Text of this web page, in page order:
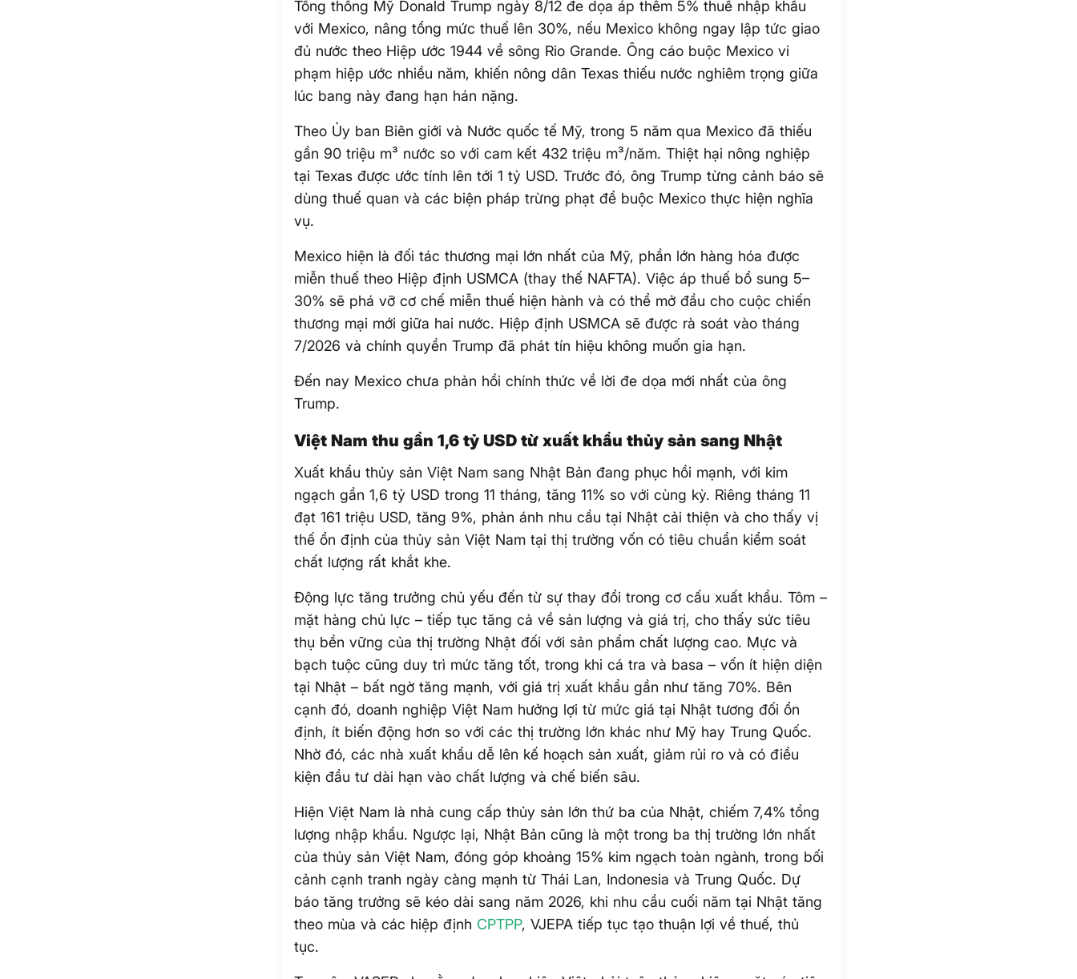
Tổng thống Mỹ Donald Trump ngày 8/12 đe dọa áp thêm 5% thuế nhập khẩu
với Mexico, nâng tổng mức thuế lên 30%, nếu Mexico không ngay lập tức giao
đủ nước theo Hiệp ước 1944 về sông Rio Grande. Ông cáo buộc Mexico vi
phạm hiệp ước nhiều năm, khiến nông dân Texas thiếu nước nghiêm trọng giữa
lúc bang này đang hạn hán nặng.
Theo Ủy ban Biên giới và Nước quốc tế Mỹ, trong 5 năm qua Mexico đã thiếu
gần 90 triệu m³ nước so với cam kết 432 triệu m³/năm. Thiệt hại nông nghiệp
tại Texas được ước tính lên tới 1 tỷ USD. Trước đó, ông Trump từng cảnh báo sẽ
dùng thuế quan và các biện pháp trừng phạt để buộc Mexico thực hiện nghĩa
vụ.
Mexico hiện là đối tác thương mại lớn nhất của Mỹ, phần lớn hàng hóa được
miễn thuế theo Hiệp định USMCA (thay thế NAFTA). Việc áp thuế bổ sung 5–
30% sẽ phá vỡ cơ chế miễn thuế hiện hành và có thể mở đầu cho cuộc chiến
thương mại mới giữa hai nước. Hiệp định USMCA sẽ được rà soát vào tháng
7/2026 và chính quyền Trump đã phát tín hiệu không muốn gia hạn.
Đến nay Mexico chưa phản hồi chính thức về lời đe dọa mới nhất của ông
Trump.
Việt Nam thu gần 1,6 tỷ USD từ xuất khẩu thủy sản sang Nhật
Xuất khẩu thủy sản Việt Nam sang Nhật Bản đang phục hồi mạnh, với kim
ngạch gần 1,6 tỷ USD trong 11 tháng, tăng 11% so với cùng kỳ. Riêng tháng 11
đạt 161 triệu USD, tăng 9%, phản ánh nhu cầu tại Nhật cải thiện và cho thấy vị
thế ổn định của thủy sản Việt Nam tại thị trường vốn có tiêu chuẩn kiểm soát
chất lượng rất khắt khe.
Động lực tăng trưởng chủ yếu đến từ sự thay đổi trong cơ cấu xuất khẩu. Tôm –
mặt hàng chủ lực – tiếp tục tăng cả về sản lượng và giá trị, cho thấy sức tiêu
thụ bền vững của thị trường Nhật đối với sản phẩm chất lượng cao. Mực và
bạch tuộc cũng duy trì mức tăng tốt, trong khi cá tra và basa – vốn ít hiện diện
tại Nhật – bất ngờ tăng mạnh, với giá trị xuất khẩu gần như tăng 70%. Bên
cạnh đó, doanh nghiệp Việt Nam hưởng lợi từ mức giá tại Nhật tương đối ổn
định, ít biến động hơn so với các thị trường lớn khác như Mỹ hay Trung Quốc.
Nhờ đó, các nhà xuất khẩu dễ lên kế hoạch sản xuất, giảm rủi ro và có điều
kiện đầu tư dài hạn vào chất lượng và chế biến sâu.
Hiện Việt Nam là nhà cung cấp thủy sản lớn thứ ba của Nhật, chiếm 7,4% tổng
lượng nhập khẩu. Ngược lại, Nhật Bản cũng là một trong ba thị trường lớn nhất
của thủy sản Việt Nam, đóng góp khoảng 15% kim ngạch toàn ngành, trong bối
cảnh cạnh tranh ngày càng mạnh từ Thái Lan, Indonesia và Trung Quốc. Dự
báo tăng trưởng sẽ kéo dài sang năm 2026, khi nhu cầu cuối năm tại Nhật tăng
theo mùa và các hiệp định CPTPP, VJEPA tiếp tục tạo thuận lợi về thuế, thủ
tục.